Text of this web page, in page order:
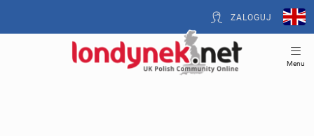
ZALOGUJ
Menu